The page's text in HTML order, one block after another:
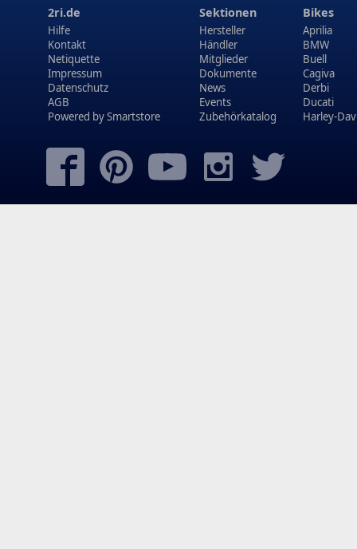
2ri.de
Hilfe
Kontakt
Netiquette
Impressum
Datenschutz
AGB
Powered bySmartstore
Sektionen
Hersteller
Händler
Mitglieder
Dokumente
News
Events
Zubehörkatalog
Bikes
Aprilia
BMW
Buell
Cagiva
Derbi
Ducati
Harley-